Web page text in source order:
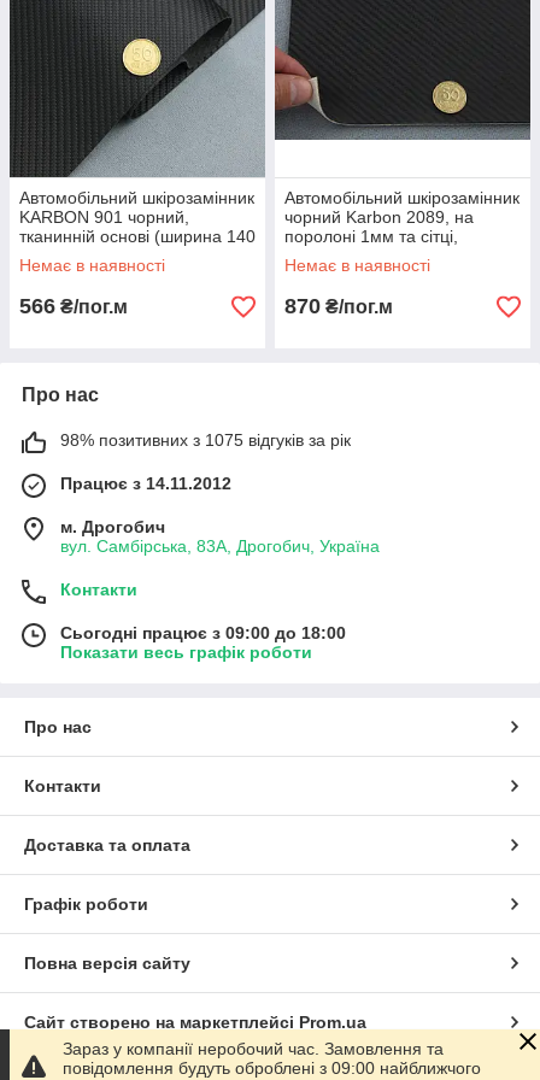
Автомобільний шкірозамінник
KARBON 901 чорний,
тканинній основі (ширина 140
см) Туреччина
Немає в наявності
566 ₴/пог.м
Автомобільний шкірозамінник
чорний Karbon 2089, на
поролоні 1мм та сітці,
ширина 162cм
Немає в наявності
870 ₴/пог.м
Про нас
98% позитивних з 1075 відгуків за рік
Працює з 14.11.2012
м. Дрогобич
вул. Самбірська, 83А, Дрогобич, Україна
Контакти
Сьогодні працює з 09:00 до 18:00
Показати весь графік роботи
Про нас
Контакти
Доставка та оплата
Графік роботи
Повна версія сайту
Сайт створено на маркетплейсі Prom.ua
Зараз у компанії неробочий час. Замовлення та
повідомлення будуть оброблені з 09:00 найближчого